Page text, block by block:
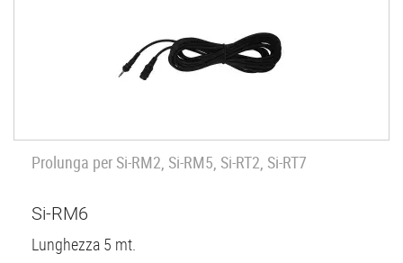
Prolunga per Si-RM2, Si-RM5, Si-RT2, Si-RT7
Si-RM6
Lunghezza 5 mt.